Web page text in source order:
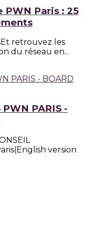
Paris : 25
retrouvez les
du réseau en...
PARIS -
version